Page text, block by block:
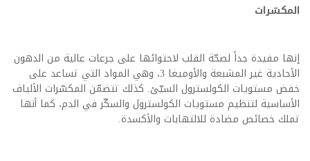
المكسّرات
إنها مفيدة جداً لصحّة القلب لاحتوائها على جرعات عالية من الدهون
الأحادية غير المشبعة والأوميغا 3، وهي المواد التي تساعد على
خفض مستويات الكولسترول السيّئ. كذلك تتضمّن المكسّرات الألياف
الأساسية لتنظيم مستويات الكولسترول والسكّر في الدم، كما أنها
تملك خصائص مضادة للالتهابات والأكسدة.